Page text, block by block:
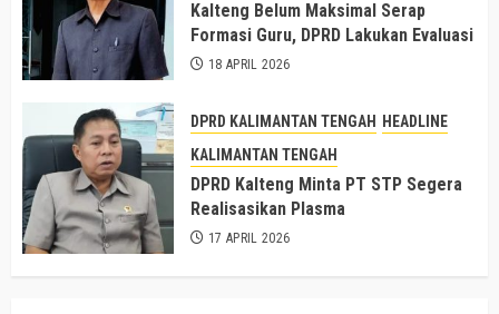
Kalteng Belum Maksimal Serap
Formasi Guru, DPRD Lakukan Evaluasi
18 APRIL 2026
DPRD KALIMANTAN TENGAH
HEADLINE
KALIMANTAN TENGAH
DPRD Kalteng Minta PT STP Segera
Realisasikan Plasma
17 APRIL 2026